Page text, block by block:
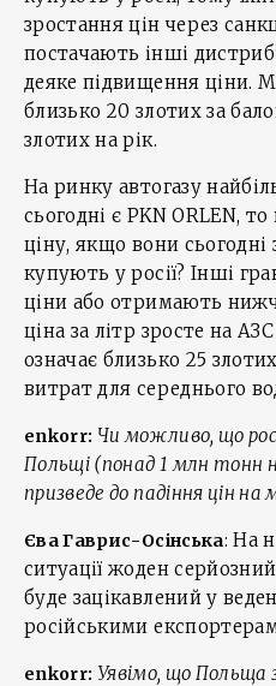
зростання цін через
постачають інші
деяке підвищення ціни.
близько 20 злотих за
злотих на рік.
На ринку автогазу
сьогодні є PKN ORLEN,
ціну, якщо вони
купують у росії? Інші
ціни або отримають
ціна за літр зросте на
означає близько 25
витрат для середнього
enkorr: Чи можливо, що
Польщі (понад 1 млн тонн
призведе до падіння цін на
Єва Гаврис-Осінська: На
ситуації жоден
буде зацікавлений у
російськими
enkorr: Уявімо, що Польща